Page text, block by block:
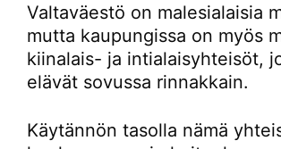
Valtaväestö on malesialaisia
mutta kaupungissa on myös
kiinalais- ja intialaisyhteisöt,
elävät sovussa rinnakkain.
Käytännön tasolla nämä